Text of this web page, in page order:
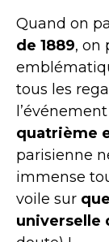
Quand on
de 1889, on
tous les
l’événement
quatrième
parisienne
immense
voile sur
universelle